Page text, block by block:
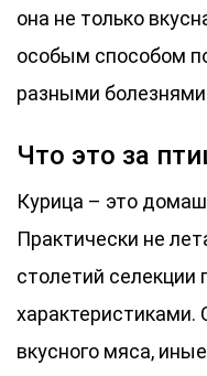
она не только
особым способом
разными
Что это за
Курица – это
Практически не
столетий
вкусного мяса,